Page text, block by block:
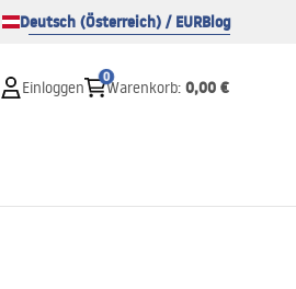
Deutsch (Österreich) / EURBlog
Einloggen
0
Warenkorb: 0,00 €